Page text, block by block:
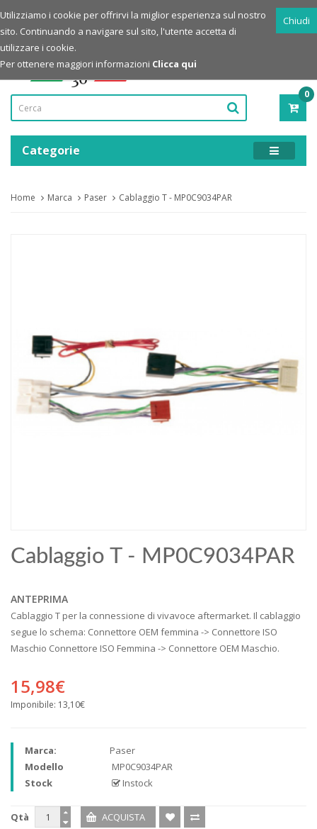
Login
Registrazione
Powered by
0
-
Categorie
Home Marca Paser Cablaggio T - MP0C9034PAR
Cablaggio T - MP0C9034PAR
ANTEPRIMA
Cablaggio T per la connessione di vivavoce aftermarket. Il cablaggio
segue lo schema: Connettore OEM femmina -> Connettore ISO
Maschio Connettore ISO Femmina -> Connettore OEM Maschio.
15,98€
Imponibile: 13,10€
Marca:
Paser
Modello
MP0C9034PAR
Stock
Instock
Qtà
Chiudi
Utilizziamo i cookie per offrirvi la miglior esperienza sul nostro
sito. Continuando a navigare sul sito, l'utente accetta di
utilizzare i cookie.
Per ottenere maggiori informazioni Clicca qui